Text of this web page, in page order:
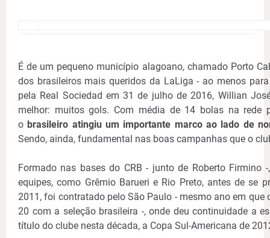
É de um pequeno município alagoano, chamado Porto
dos brasileiros mais queridos da LaLiga - ao menos
pela Real Sociedad em 31 de julho de 2016, Willian
melhor: muitos gols. Com média de 14 bolas na rede
o brasileiro atingiu um importante marco ao lado de
Sendo, ainda, fundamental nas boas campanhas que o
Formado nas bases do CRB - junto de Roberto
equipes, como Grêmio Barueri e Rio Preto, antes de se
2011, foi contratado pelo São Paulo - mesmo ano em
20 com a seleção brasileira -, onde deu continuidade a
título do clube nesta década, a Copa Sul-Americana de